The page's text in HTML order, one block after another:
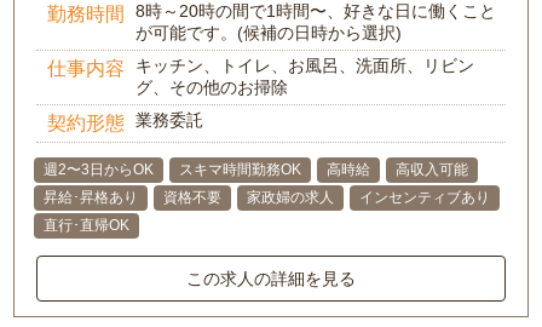
勤務時間
8時～20時の間で1時間〜、好きな日に働くこと
が可能です。(候補の日時から選択)
仕事内容
キッチン、トイレ、お風呂、洗面所、リビン
グ、その他のお掃除
契約形態 業務委託
週2〜3日からOK スキマ時間勤務OK 高時給
高収入可能
昇給･昇格あり
資格不要 家政婦の求人
インセンティブあり
直行･直帰OK
この求人の詳細を見る